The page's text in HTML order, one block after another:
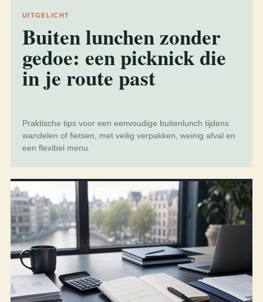
UITGELICHT
Buiten lunchen zonder
gedoe: een picknick die
in je route past
Praktische tips voor een eenvoudige buitenlunch tijdens
wandelen of fietsen, met veilig verpakken, weinig afval en
een flexibel menu.